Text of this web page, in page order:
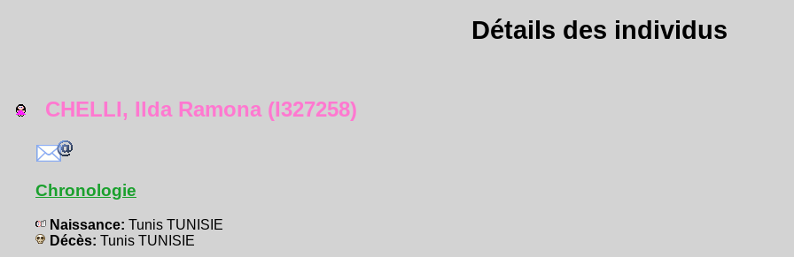
Détails des individus
CHELLI, Ilda Ramona (I327258)
Chronologie
Naissance: Tunis TUNISIE
Décès: Tunis TUNISIE